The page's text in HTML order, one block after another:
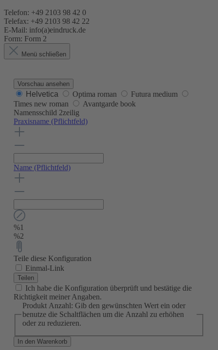
Telefon: +49 2103 98 42 0
Telefax: +49 2103 98 42 22
E-Mail: info(a)eindruck.de
Form: Form 2
Menü schließen
Vorschau ansehen
Helvetica Optima roman
Futura medium
Times new roman
Avantgarde book
Namensschild 2zeilig
Praxisname (Pflichtfeld)
Name (Pflichtfeld)
%1
%2
Teile diese Konfiguration
Einmal-Link
Teilen
Ich habe die Konfiguration überprüft und bestätige die
Richtigkeit meiner Angaben.
Produkt Anzahl: Gib den gewünschten Wert ein oder
benutze die Schaltflächen um die Anzahl zu erhöhen
oder zu reduzieren.
In den Warenkorb